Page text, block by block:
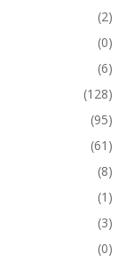
(2)
(0)
(6)
(128)
(95)
(61)
(8)
(1)
(3)
(0)